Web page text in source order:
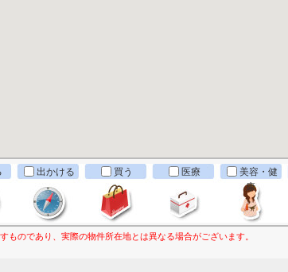
出かける 買う 医療
美容・健
康
のであり、実際の物件所在地とは異なる場合がございます。